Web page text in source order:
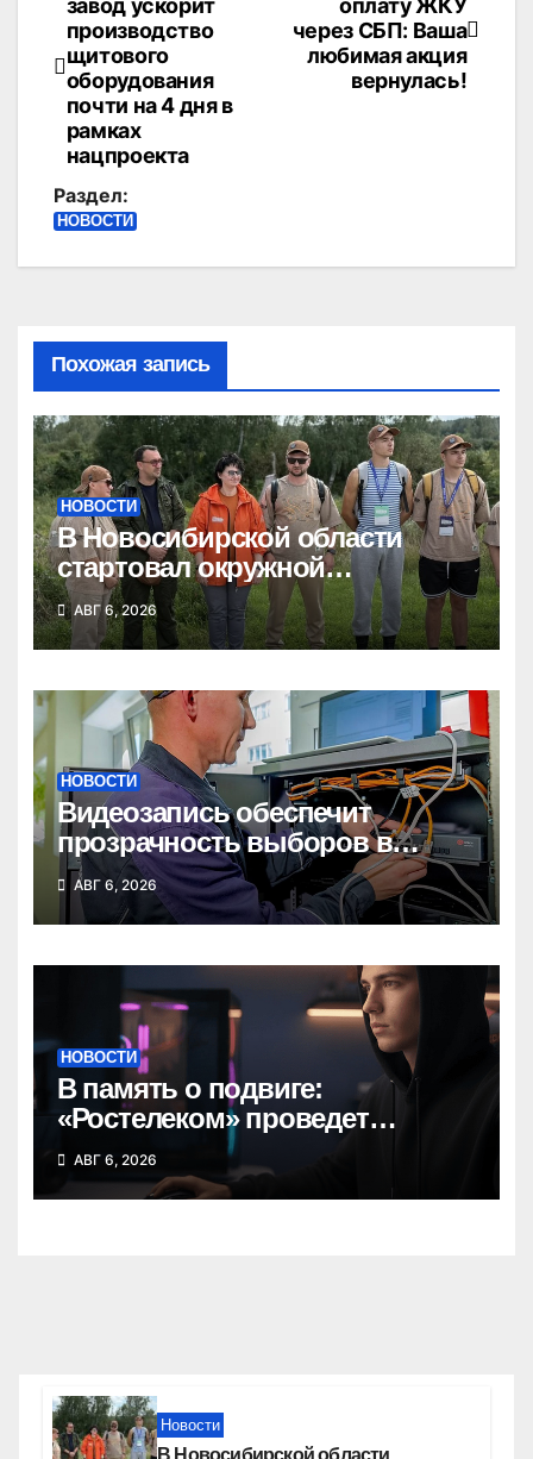
по
записям
оплату ЖКУ
через СБП: Ваша
любимая акция
вернулась!
завод ускорит
производство
щитового
оборудования
почти на 4 дня в
рамках
нацпроекта
Раздел:
НОВОСТИ
Похожая запись
НОВОСТИ
В Новосибирской области
стартовал окружной
туристский слет молодежи
АВГ 6, 2026
НОВОСТИ
Видеозапись обеспечит
прозрачность выборов в
Госдуму в Новосибирской
области
АВГ 6, 2026
НОВОСТИ
В память о подвиге:
«Ростелеком» проведет
кибертурнир «Битва за
Москву»
АВГ 6, 2026
Новости